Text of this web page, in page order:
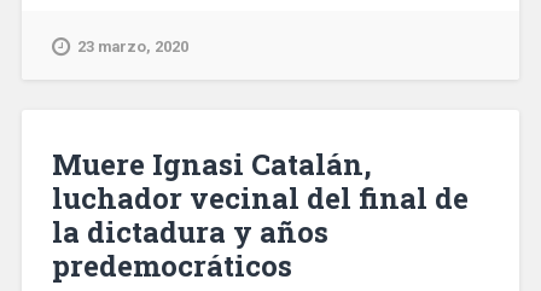
comidas
vulnerables
se
incrementa
días
23 marzo, 2020
Muere Ignasi Catalán,
luchador vecinal del final de
la dictadura y años
predemocráticos